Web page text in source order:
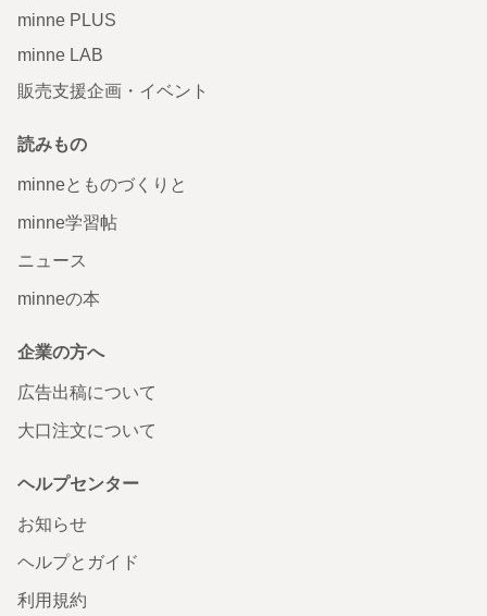
minne PLUS
minne LAB
販売支援企画・イベント
読みもの
minneとものづくりと
minne学習帖
ニュース
minneの本
企業の方へ
広告出稿について
大口注文について
ヘルプセンター
お知らせ
ヘルプとガイド
利用規約